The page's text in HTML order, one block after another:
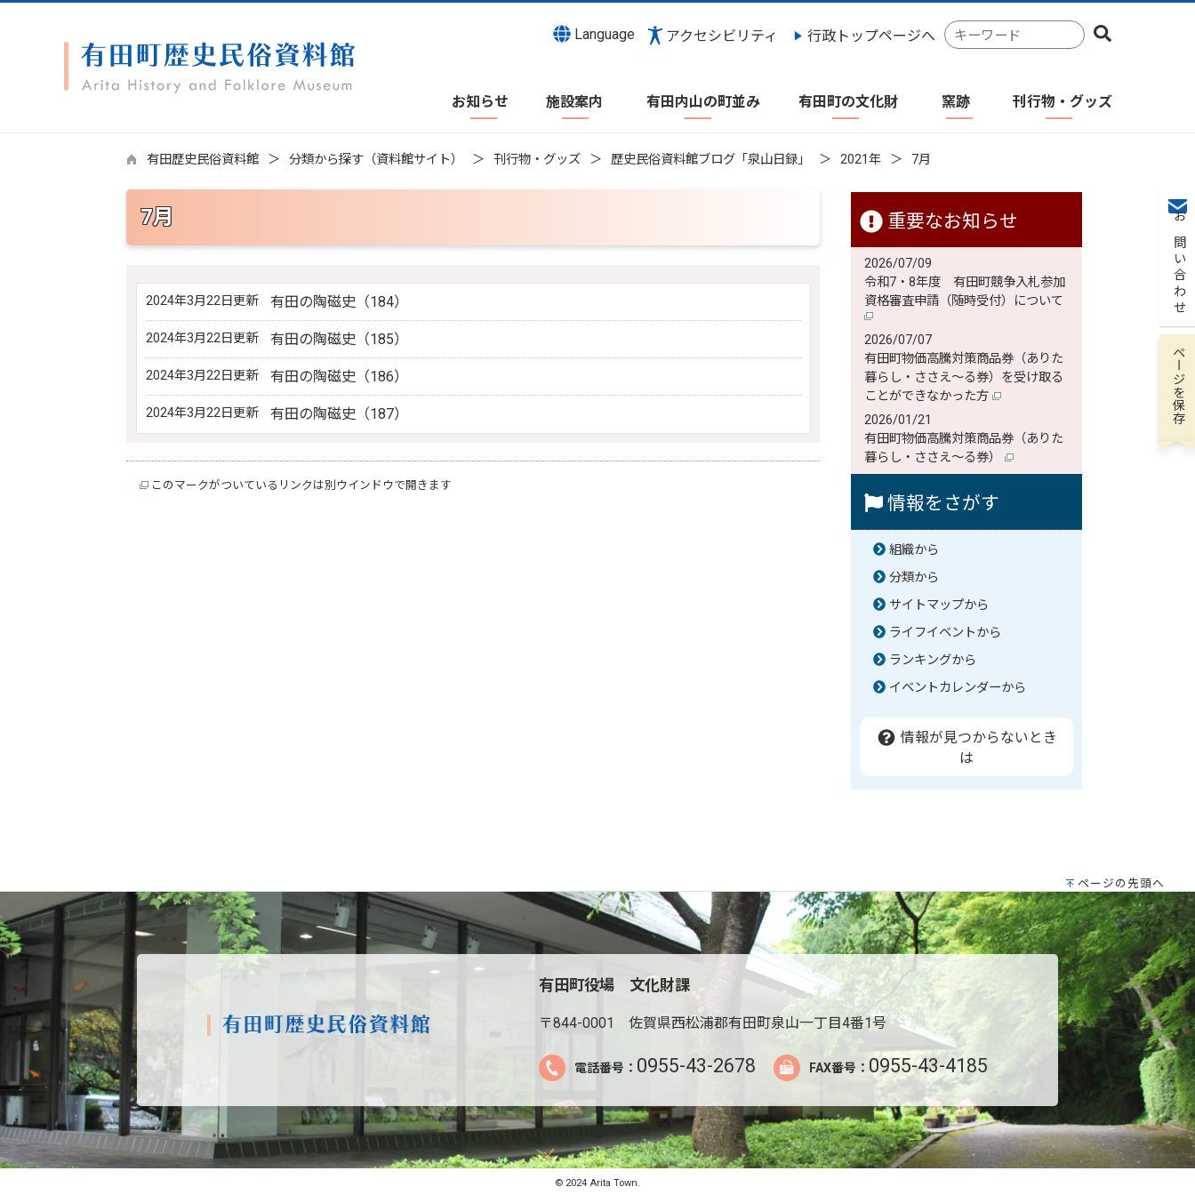
Language アクセシビリティ 行政トップページへ
検
索
ワ
お知らせ 施設案内 有田内山の町並み 有田町の文化財 窯跡 刊行物・グッズ
お問い合わせ
有田歴史民俗資料館 分類から探す（資料館サイト） 刊行物・グッズ 歴史民俗資料館ブログ「泉山日録」 2021年 7月
7月
2024年3月22日更新 有田の陶磁史（184）
2024年3月22日更新 有田の陶磁史（185）
2024年3月22日更新 有田の陶磁史（186）
2024年3月22日更新 有田の陶磁史（187）
このマークがついているリンクは別ウインドウで開きます
重要なお知らせ
2026/07/09
令和7・8年度 有田町競争入札参加
資格審査申請（随時受付）について
2026/07/07
有田町物価高騰対策商品券（ありた
暮らし・ささえ～る券）を受け取る
ことができなかった方
2026/01/21
有田町物価高騰対策商品券（ありた
暮らし・ささえ～る券）
情報をさがす
組織から
分類から
サイトマップから
ライフイベントから
ランキングから
イベントカレンダーから
情報が見つからないとき
は
ページの先頭へ
有田町役場 文化財課
〒844-0001 佐賀県西松浦郡有田町泉山一丁目4番1号
電話番号： 0955-43-2678 FAX番号： 0955-43-4185
© 2024 Arita Town.
ページを保存